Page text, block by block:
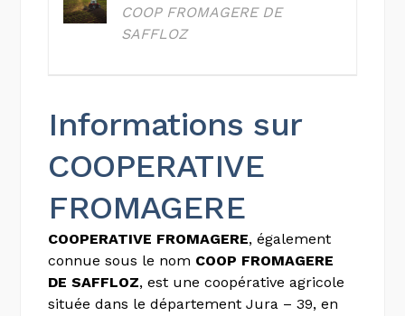
COOP FROMAGERE DE
SAFFLOZ
Informations sur
COOPERATIVE
FROMAGERE
COOPERATIVE FROMAGERE, également
connue sous le nom COOP FROMAGERE
DE SAFFLOZ, est une coopérative agricole
située dans le département Jura – 39, en